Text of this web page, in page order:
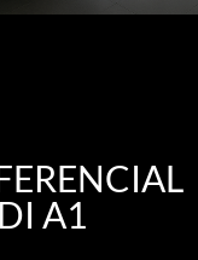
A1